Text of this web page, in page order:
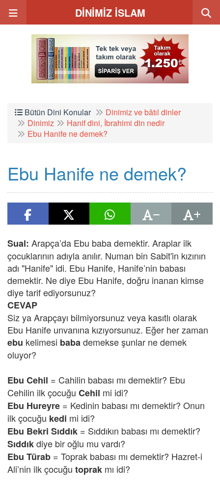
DİNİMİZ İSLAM
Bütün Dini Konular
Dinimiz ve bâtıl dinler
Dinimiz
Hanif dini, İbrahimi din nedir
Ebu Hanife ne demek?
Ebu Hanife ne demek?
Sual: Arapça’da Ebu baba demektir. Araplar ilk
çocuklarının adıyla anılır. Numan bin Sabit'in kızının
adı "Hanife" idi. Ebu Hanife, Hanife’nin babası
demektir. Ne diye Ebu Hanife, doğru inanan kimse
diye tarif ediyorsunuz?
CEVAP
Siz ya Arapçayı bilmiyorsunuz veya kasıtlı olarak
Ebu Hanife unvanına kızıyorsunuz. Eğer her zaman
ebu kelimesi babademekse şunlar ne demek
oluyor?
Ebu Cehil = Cahilin babası mı demektir? Ebu
Cehilin ilk çocuğu Cehil mi idi?
Ebu Hureyre = Kedinin babası mı demektir? Onun
ilk çocuğu kedi mi idi?
Ebu Bekri Sıddık = Sıddıkın babası mı demektir?
Sıddıkdiye bir oğlu mu vardı?
Ebu Türab = Toprak babası mı demektir? Hazret-i
Ali’nin ilk çocuğu toprak mı idi?